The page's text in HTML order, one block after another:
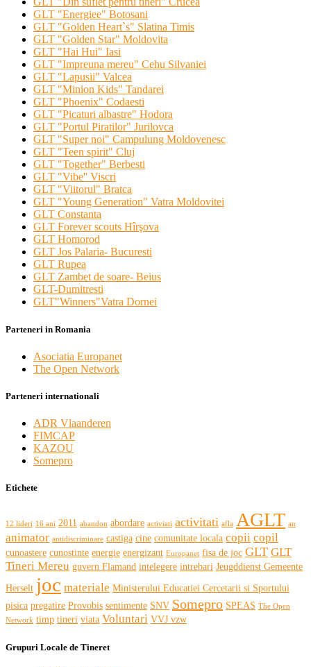
GLT "Energiee" Botosani
GLT "Golden Heart`s" Slatina Timis
GLT "Golden Star" Moldovita
GLT "Hai Hui" Iasi
GLT "Impreuna mereu" Cehu Silvaniei
GLT "Lapusii" Valcea
GLT "Minion Kids" Tandarei
GLT "Phoenix" Codaesti
GLT "Picaturi albastre" Hodora
GLT "Portul Piratilor" Jurilovca
GLT "Super noi" Campulung Moldovenesc
GLT "Teen spirit" Cluj
GLT "Together" Berbesti
GLT "Vibe'' Viscri
GLT "Viitorul" Bratca
GLT "Young Generation" Vatra Moldovitei
GLT Constanta
GLT Forever scouts Hîrşova
GLT Homorod
GLT Jos Palaria- Bucuresti
GLT Rupea
GLT Zambet de soare- Beius
GLT-Dumitresti
GLT"Winners"Vatra Dornei
Parteneri in Romania
Asociatia Europanet
The Open Network
Parteneri internationali
ADR Vlaanderen
FIMCAP
KAZOU
Somepro
Etichete
12 lideri 16 ani 2011 abandon abordare activiati activitati afla AGLT an
animator antidiscriminare castiga cine comunitate locala copii copil
cunoastere cunostinte energie energizant Europanet fisa de joc GLT GLT
Tineri Mereu guvern Flamand intelegere intrebari Jeugddienst Gemeente
Herselt joc materiale Ministerului Educatiei Cercetarii si Sportului
pisica pregatire Provobis sentimente SNV Somepro SPEAS The Open
Network timp tineri viata Voluntari VVJ vzw
Grupuri Locale de Tineret